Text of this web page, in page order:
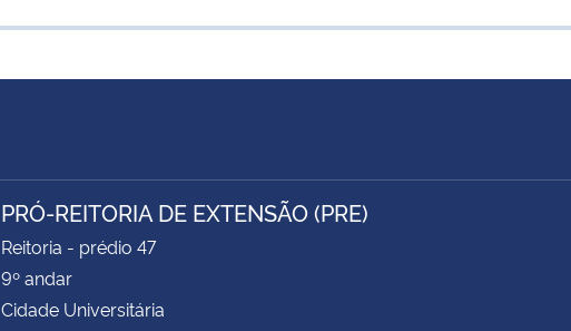
PRÓ-REITORIA DE EXTENSÃO (PRE)
Reitoria - prédio 47
9º andar
Cidade Universitária